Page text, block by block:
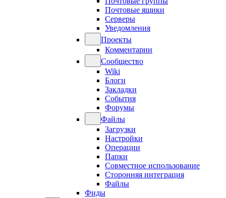
Почтовые ящики
Серверы
Уведомления
Проекты
Комментарии
Сообщество
Wiki
Блоги
Закладки
События
Форумы
Файлы
Загрузки
Настройки
Операции
Папки
Совместное использование
Сторонняя интеграция
Файлы
Фиды